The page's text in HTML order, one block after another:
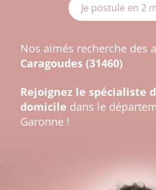
Je postule en 2
Nos aimés recherche des
Caragoudes (31460)
Rejoignez le spécialiste
domicile dans le
Garonne !